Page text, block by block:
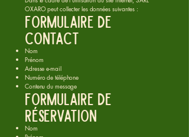
OXARO peut collecter les données suivantes :
Formulaire de
contact
Nom
Prénom
Adresse e-mail
Numéro de téléphone
Contenu du message
Formulaire de
réservation
Nom